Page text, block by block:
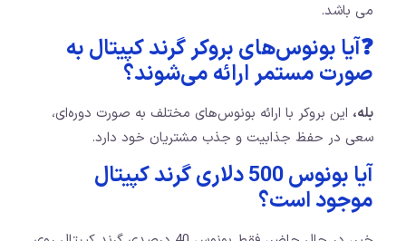
می باشد.
❓آیا بونوس‌های بروکر گرند کپیتال به
صورت مستمر ارائه می‌شوند؟
بله، این بروکر با ارائه بونوس‌های مختلف به صورت دوره‌ای،
سعی در حفظ جذابیت و جذب مشتریان خود دارد.
آیا بونوس 500 دلاری گرند کپیتال
موجود است؟